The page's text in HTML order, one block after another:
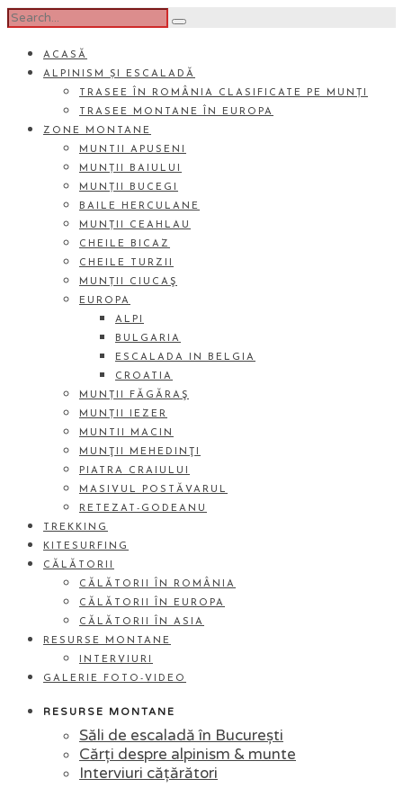
ACASĂ
ALPINISM ȘI ESCALADĂ
TRASEE ÎN ROMÂNIA CLASIFICATE PE MUNȚI
TRASEE MONTANE ÎN EUROPA
ZONE MONTANE
MUNTII APUSENI
MUNȚII BAIULUI
MUNȚII BUCEGI
BAILE HERCULANE
MUNȚII CEAHLAU
CHEILE BICAZ
CHEILE TURZII
MUNȚII CIUCAŞ
EUROPA
ALPI
BULGARIA
ESCALADA IN BELGIA
CROATIA
MUNȚII FĂGĂRAŞ
MUNȚII IEZER
MUNTII MACIN
MUNŢII MEHEDINŢI
PIATRA CRAIULUI
MASIVUL POSTĂVARUL
RETEZAT-GODEANU
TREKKING
KITESURFING
CĂLĂTORII
CĂLĂTORII ÎN ROMÂNIA
CĂLĂTORII ÎN EUROPA
CĂLĂTORII ÎN ASIA
RESURSE MONTANE
INTERVIURI
GALERIE FOTO-VIDEO
RESURSE MONTANE
Săli de escaladă în București
Cărți despre alpinism & munte
Interviuri cățărători